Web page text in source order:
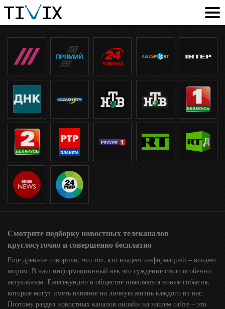
Смотрите подборку новостных телеканалов
круглосуточно и совершенно бесплатно
Еще древние говорили, что тот, кто владеет информацией – владеет
миром. В наш информационный век это суждение стало особенно
актуальным. Ежесекундно в обществе появляются новые события,
которые могут иметь влияние на личную жизнь каждого из нас.
Поэтому раздел новостных каналов онлайн на нашем сайте – это